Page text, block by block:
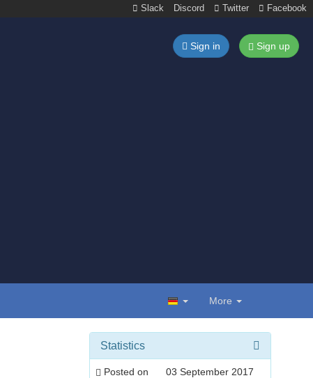
Slack Discord Twitter Facebook
Sign in Sign up
More
Statistics
Posted on 03 September 2017